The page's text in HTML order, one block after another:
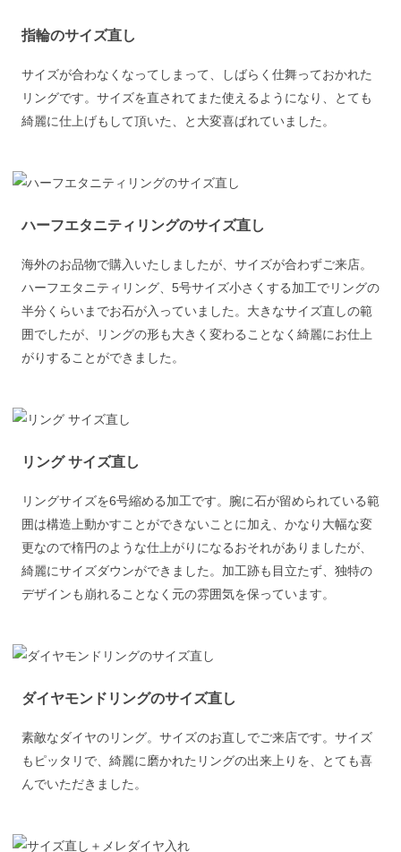
指輪のサイズ直し
サイズが合わなくなってしまって、しばらく仕舞っておかれた
リングです。サイズを直されてまた使えるようになり、とても
綺麗に仕上げもして頂いた、と大変喜ばれていました。
ハーフエタニティリングのサイズ直し
海外のお品物で購入いたしましたが、サイズが合わずご来店。
ハーフエタニティリング、5号サイズ小さくする加工でリングの
半分くらいまでお石が入っていました。大きなサイズ直しの範
囲でしたが、リングの形も大きく変わることなく綺麗にお仕上
がりすることができました。
リング サイズ直し
リングサイズを6号縮める加工です。腕に石が留められている範
囲は構造上動かすことができないことに加え、かなり大幅な変
更なので楕円のような仕上がりになるおそれがありましたが、
綺麗にサイズダウンができました。加工跡も目立たず、独特の
デザインも崩れることなく元の雰囲気を保っています。
ダイヤモンドリングのサイズ直し
素敵なダイヤのリング。サイズのお直しでご来店です。サイズ
もピッタリで、綺麗に磨かれたリングの出来上りを、とても喜
んでいただきました。